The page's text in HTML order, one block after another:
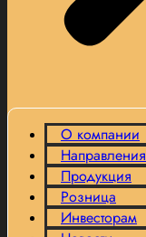
О компании
Направления
Продукция
Розница
Инвесторам